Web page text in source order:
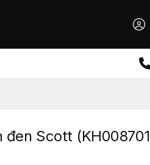
đen Scott (KH008701